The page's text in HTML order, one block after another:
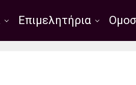
Επιμελητήρια